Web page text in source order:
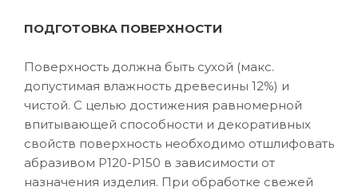
ПОДГОТОВКА ПОВЕРХНОСТИ
Поверхность должна быть сухой (макс.
допустимая влажность древесины 12%) и
чистой. С целью достижения равномерной
впитывающей способности и декоративных
свойств поверхность необходимо отшлифовать
абразивом P120-P150 в зависимости от
назначения изделия. При обработке свежей